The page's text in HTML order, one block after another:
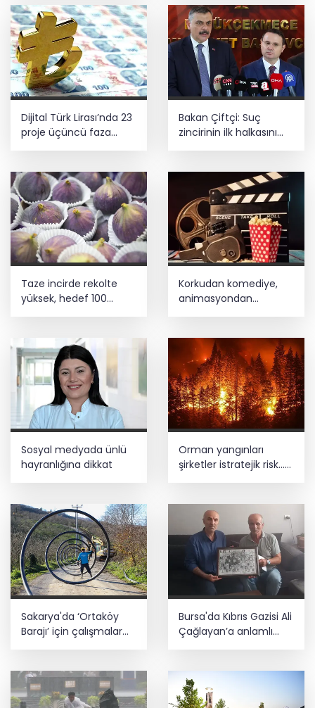
Dijital Türk Lirası’nda 23
proje üçüncü faza
Bakan Çiftçi: Suç
zincirinin ilk halkasını
Taze incirde rekolte
yüksek, hedef 100
Korkudan komediye,
animasyondan
Sosyal medyada ünlü
hayranlığına dikkat
Orman yangınları
şirketler istratejik risk...
Sigorta açığı büyüyor
Sakarya'da ‘Ortaköy
Barajı’ için çalışmalar
Bursa'da Kıbrıs Gazisi Ali
Çağlayan’a anlamlı